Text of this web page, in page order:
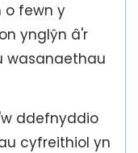
o fewn y
ynglŷn â'r
wasanaethau
ddefnyddio
cyfreithiol yn